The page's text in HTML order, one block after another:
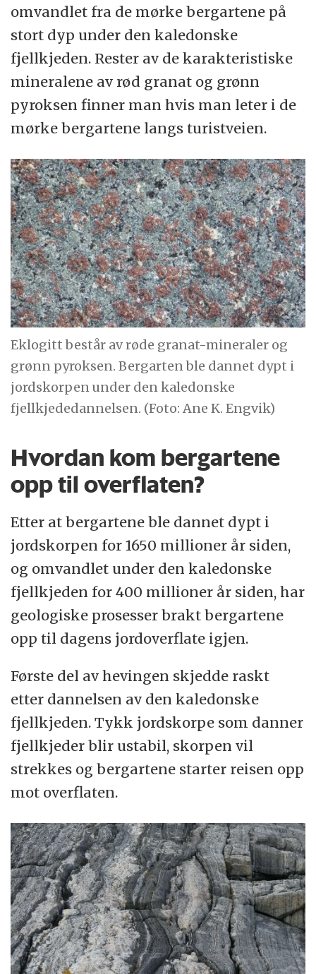
omvandlet fra de mørke bergartene på
stort dyp under den kaledonske
fjellkjeden. Rester av de karakteristiske
mineralene av rød granat og grønn
pyroksen finner man hvis man leter i de
mørke bergartene langs turistveien.
Eklogitt består av røde granat-mineraler og
grønn pyroksen. Bergarten ble dannet dypt i
jordskorpen under den kaledonske
fjellkjededannelsen. (Foto: Ane K. Engvik)
Hvordan kom bergartene
opp til overflaten?
Etter at bergartene ble dannet dypt i
jordskorpen for 1650 millioner år siden,
og omvandlet under den kaledonske
fjellkjeden for 400 millioner år siden, har
geologiske prosesser brakt bergartene
opp til dagens jordoverflate igjen.
Første del av hevingen skjedde raskt
etter dannelsen av den kaledonske
fjellkjeden. Tykk jordskorpe som danner
fjellkjeder blir ustabil, skorpen vil
strekkes og bergartene starter reisen opp
mot overflaten.